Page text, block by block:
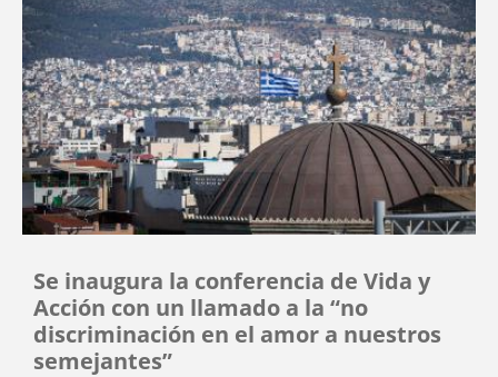
Se inaugura la conferencia de Vida y
Acción con un llamado a la “no
discriminación en el amor a nuestros
semejantes”